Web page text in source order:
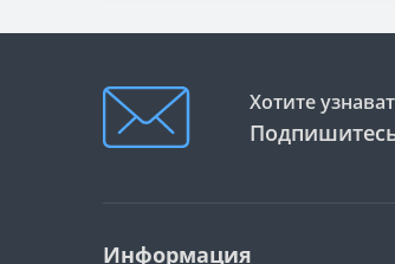
Хотите
Информация